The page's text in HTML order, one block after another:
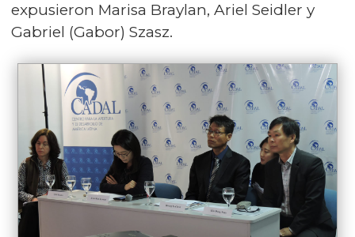
expusieron Marisa Braylan, Ariel Seidler y
Gabriel (Gabor) Szasz.